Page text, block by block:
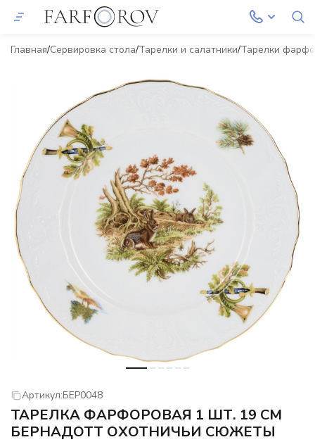
Главная Сервировка стола Тарелки и салатники Тарелки
Артикул:БЕР0048
ТАРЕЛКА ФАРФОРОВАЯ 1 ШТ. 19 СМ
БЕРНАДОТТ ОХОТНИЧЬИ СЮЖЕТЫ